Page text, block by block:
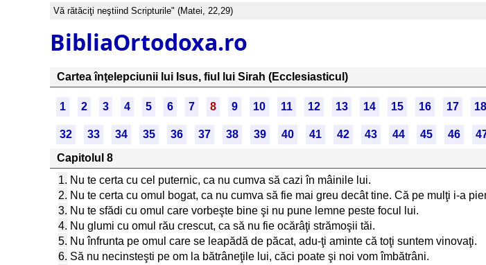
Vă rătăciţi neştiind Scripturile" (Matei, 22,29)
BibliaOrtodoxa.ro
Cartea înţelepciunii lui Isus, fiul lui Sirah (Ecclesiasticul)
1 2 3 4 5 6 7 8 9 10 11 12 13 14 15 16 17 18
32 33 34 35 36 37 38 39 40 41 42 43 44 45 46
Capitolul 8
1. Nu te certa cu cel puternic, ca nu cumva să cazi în mâinile lui.
2. Nu te certa cu omul bogat, ca nu cumva să fie mai greu decât tine. Că pe mulţi i-a
3. Nu te sfădi cu omul care vorbeşte bine şi nu pune lemne peste focul lui.
4. Nu glumi cu omul rău crescut, ca să nu fie ocărâţi strămoşii tăi.
5. Nu înfrunta pe omul care se leapădă de păcat, adu-ţi aminte că toţi suntem vinovaţi.
6. Să nu necinsteşti pe om la bătrâneţile lui, căci poate şi noi vom îmbătrâni.